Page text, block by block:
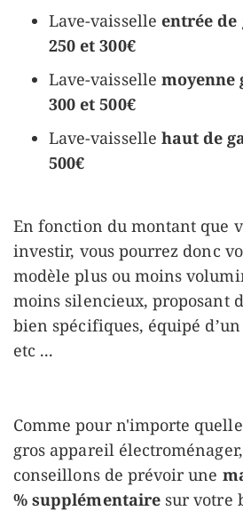
Lave-vaisselle entrée de
250 et 300€
Lave-vaisselle moyenne
300 et 500€
Lave-vaisselle haut de
500€
En fonction du montant que
investir, vous pourrez donc
modèle plus ou moins
moins silencieux, proposant
bien spécifiques, équipé
etc ...
Comme pour n'importe
gros appareil
conseillons de prévoir une
% supplémentairesur votre